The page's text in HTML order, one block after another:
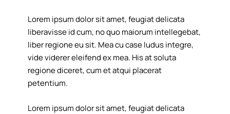
Lorem ipsum dolor sit amet, feugiat delicata
liberavisse id cum, no quo maiorum intellegebat,
liber regione eu sit. Mea cu case ludus integre,
vide viderer eleifend ex mea. His at soluta
regione diceret, cum et atqui placerat
petentium.
Lorem ipsum dolor sit amet, feugiat delicata